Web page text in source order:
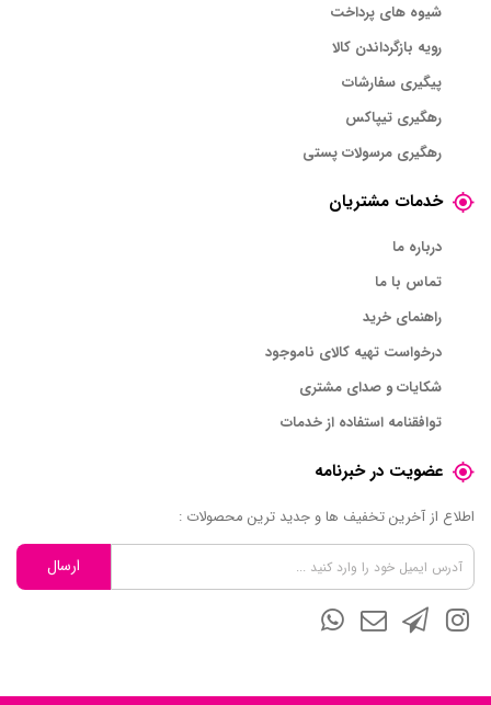
شیوه های پرداخت
رویه بازگرداندن کالا
پیگیری سفارشات
رهگیری تیپاکس
رهگیری مرسولات پستی
خدمات مشتریان
درباره ما
تماس با ما
راهنمای خرید
درخواست تهیه کالای ناموجود
شکایات و صدای مشتری
توافقنامه استفاده از خدمات
عضویت در خبرنامه
اطلاع از آخرین تخفیف ها و جدید ترین محصولات :
ارسال